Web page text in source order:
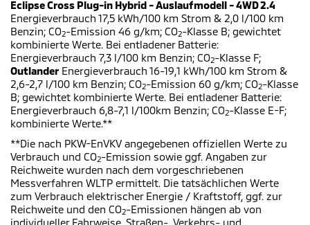
Eclipse Cross Plug-in Hybrid - Auslaufmodell - 4WD 2.4
Energieverbrauch 17,5 kWh/100 km Strom & 2,0 l/100 km
Benzin; CO2-Emission 46 g/km; CO2-Klasse B; gewichtet
kombinierte Werte. Bei entladener Batterie:
Energieverbrauch 7,3 l/100 km Benzin; CO2-Klasse F;
Outlander Energieverbrauch 16-19,1 kWh/100 km Strom &
2,6-2,7 l/100 km Benzin; CO2-Emission 60 g/km; CO2-Klasse
B; gewichtet kombinierte Werte. Bei entladener Batterie:
Energieverbrauch 6,8-7,1 l/100km Benzin; CO2-Klasse E-F;
kombinierte Werte.**
**Die nach PKW-EnVKV angegebenen offiziellen Werte zu
Verbrauch und CO2-Emission sowie ggf. Angaben zur
Reichweite wurden nach dem vorgeschriebenen
Messverfahren WLTP ermittelt. Die tatsächlichen Werte
zum Verbrauch elektrischer Energie / Kraftstoff, ggf. zur
Reichweite und den CO2-Emissionen hängen ab von
individueller Fahrweise, Straßen-, Verkehrs- und